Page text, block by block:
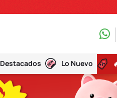
Destacados Lo Nuevo